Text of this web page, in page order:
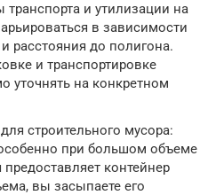
и утилизации на
в зависимости
расстояния до полигона.
и транспортировке
уточнять на конкретном
строительного мусора:
при большом объеме
контейнер
вы засыпаете его